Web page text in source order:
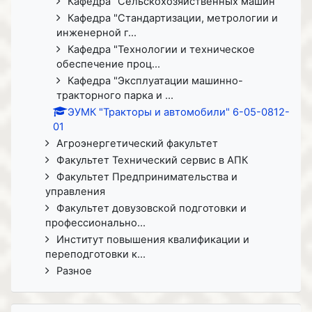
Кафедра "Стандартизации, метрологии и
инженерной г...
Кафедра "Технологии и техническое
обеспечение проц...
Кафедра "Эксплуатации машинно-
тракторного парка и ...
ЭУМК "Тракторы и автомобили" 6-05-0812-
01
Агроэнергетический факультет
Факультет Технический сервис в АПК
Факультет Предпринимательства и
управления
Факультет довузовской подготовки и
профессионально...
Институт повышения квалификации и
переподготовки к...
Разное